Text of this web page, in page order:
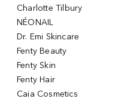
Charlotte Tilbury
NÉONAIL
Dr. Emi Skincare
Fenty Beauty
Fenty Skin
Fenty Hair
Caia Cosmetics